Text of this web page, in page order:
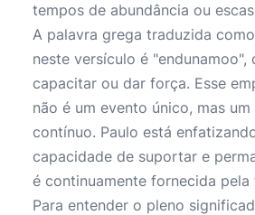
tempos de abundância ou
A palavra grega traduzida
neste versículo é "endunamoo",
capacitar ou dar força. Esse
não é um evento único, mas
contínuo. Paulo está
capacidade de suportar e
é continuamente fornecida
Para entender o pleno